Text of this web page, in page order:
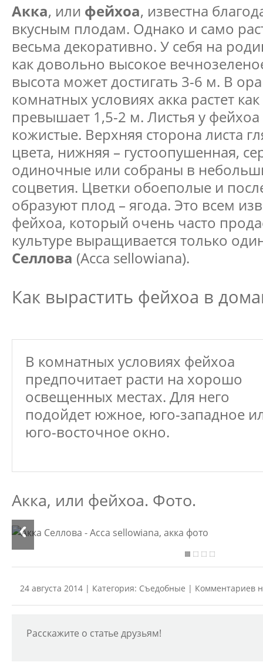
Акка, или фейхоа, известна
вкусным плодам. Однако и само
весьма декоративно. У себя на
как довольно высокое
высота может достигать 3-6 м. В
комнатных условиях акка растет
превышает 1,5-2 м. Листья у
кожистые. Верхняя сторона листа
цвета, нижняя – густоопушенная,
одиночные или собраны в
соцветия. Цветки обоеполые и
образуют плод – ягода. Это всем
фейхоа, который очень часто
культуре выращивается только
Селлова (Acca sellowiana).
Как вырастить фейхоа в
В комнатных условиях фейхоа
предпочитает расти на хорошо
освещенных местах. Для него
подойдет южное, юго-западное
юго-восточное окно.
Акка, или фейхоа. Фото.
24 августа 2014 | Категория: Съедобные | Комментариев
Расскажите о статье друзьям!